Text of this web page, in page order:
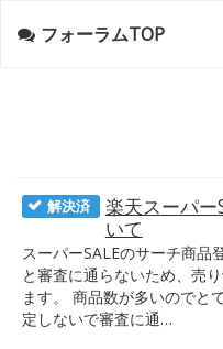
フォーラムTOP
解決済
楽天スーパー
いて
スーパーSALEのサーチ商品
と審査に通らないため、売
ます。 商品数が多いのでと
定しないで審査に通…